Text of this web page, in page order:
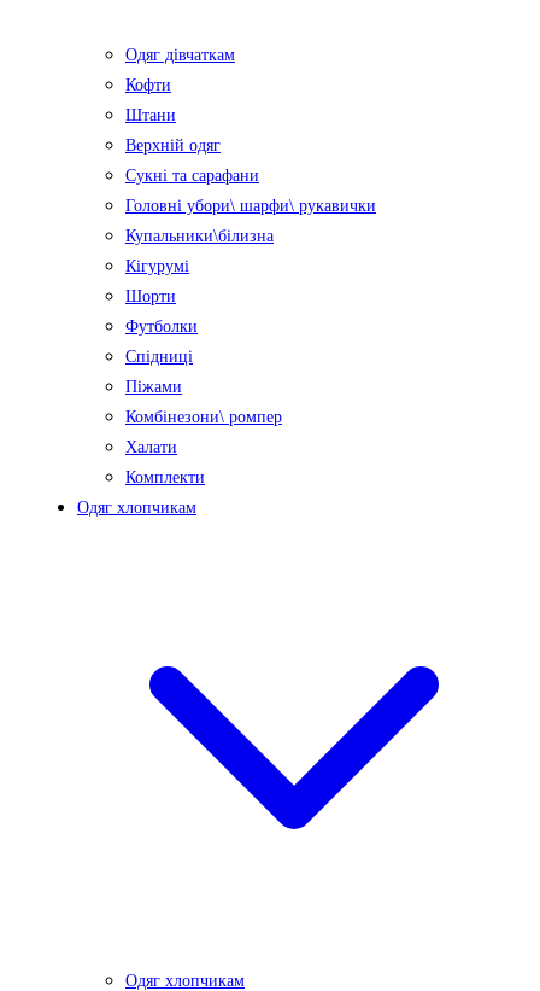
Одяг дівчаткам
Кофти
Штани
Верхній одяг
Сукні та сарафани
Головні убори\ шарфи\ рукавички
Купальники\білизна
Кігурумі
Шорти
Футболки
Спідниці
Піжами
Комбінезони\ ромпер
Халати
Комплекти
Одяг хлопчикам
Одяг хлопчикам